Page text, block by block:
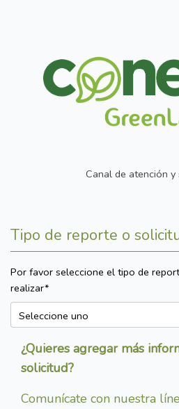
Canal de atención y
Tipo de reporte o
Por favor seleccione el tipo de
realizar*
¿Quieres agregar más
solicitud?
Comunícate con nuestra